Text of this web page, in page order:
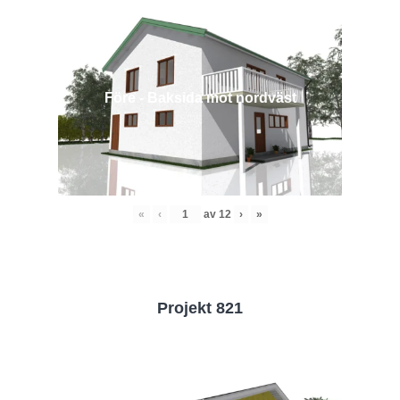
Före - Baksida mot nordväst
« ‹ av 12 › »
Projekt 821